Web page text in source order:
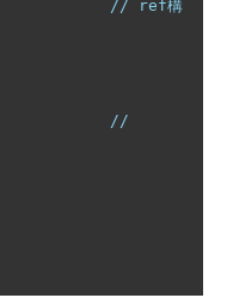
// ref構
//